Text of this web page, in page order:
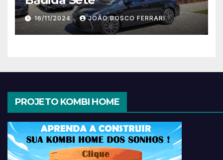
16/11/2024 JOÃO BOSCO FERRARI
PROJETO KOMBI HOME